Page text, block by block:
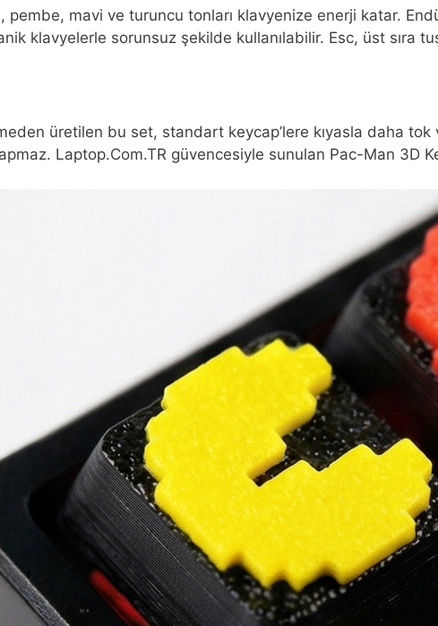
pembe, mavi ve turuncu tonları klavyenize enerji katar.
klavyelerle sorunsuz şekilde kullanılabilir. Esc, üst sıra
üretilen bu set, standart keycap’lere kıyasla daha
Laptop.Com.TR güvencesiyle sunulan Pac-Man 3D